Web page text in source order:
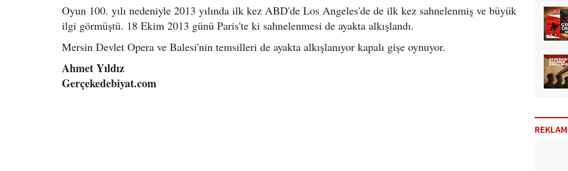
Oyun 100. yılı nedeniyle 2013 yılında ilk kez ABD'de Los Angeles'de de ilk kez sahnelenmiş ve büyük
ilgi görmüştü. 18 Ekim 2013 günü Paris'te ki sahnelenmesi de ayakta alkışlandı.
Mersin Devlet Opera ve Balesi'nin temsilleri de ayakta alkışlanıyor kapalı gişe oynuyor.
Ahmet Yıldız
Gerçekedebiyat.com
REKLAM